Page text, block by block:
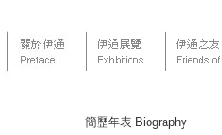
簡歷年表 Biography